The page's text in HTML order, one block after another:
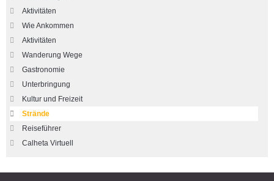
Aktivitäten
Wie Ankommen
Aktivitäten
Wanderung Wege
Gastronomie
Unterbringung
Kultur und Freizeit
Strände
Reiseführer
Calheta Virtuell